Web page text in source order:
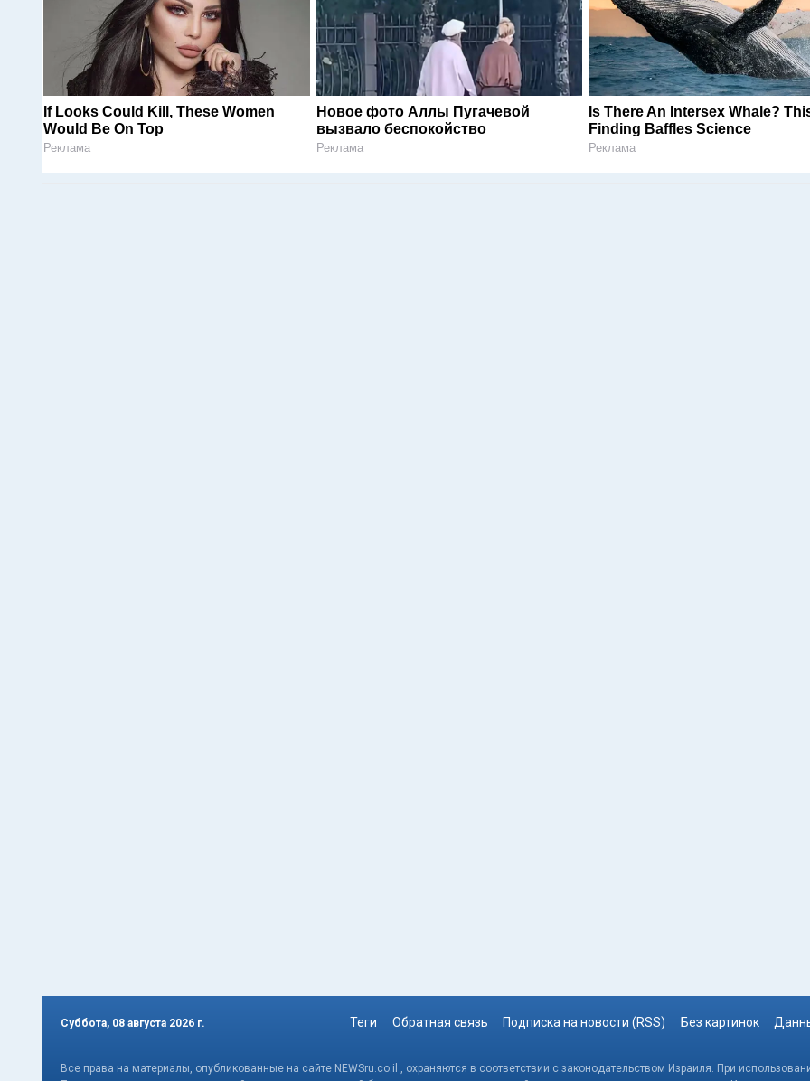
If Looks Could Kill, These Women
Would Be On Top
Реклама
Новое фото Аллы Пугачевой
вызвало беспокойство
Реклама
Is There An Intersex Whale?
Finding Baffles Science
Реклама
Суббота, 08 августа 2026 г. Теги Обратная связь Подписка на новости (RSS) Без картинок
Все права на материалы, опубликованные на сайте NEWSru.co.il , охраняются в соответствии с законодательством Израиля. При